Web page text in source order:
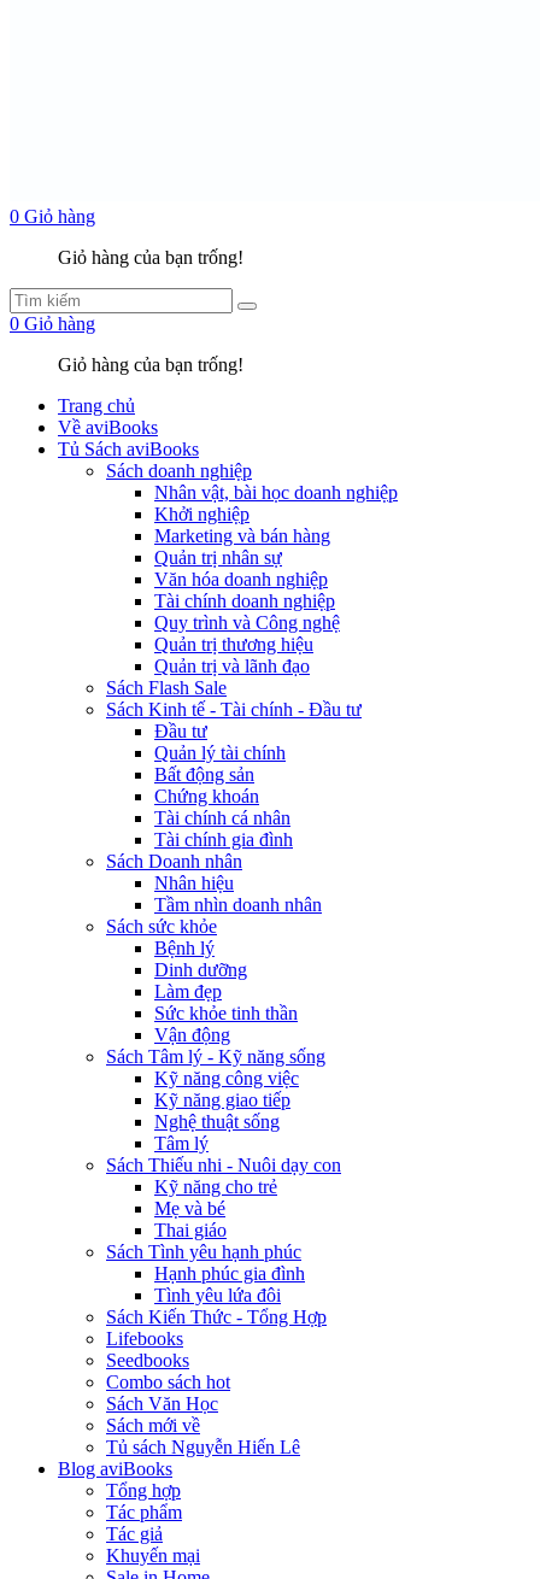
0 Giỏ hàng
Giỏ hàng của bạn trống!
0 Giỏ hàng
Giỏ hàng của bạn trống!
Trang chủ
Về aviBooks
Tủ Sách aviBooks
Sách doanh nghiệp
Nhân vật, bài học doanh nghiệp
Khởi nghiệp
Marketing và bán hàng
Quản trị nhân sự
Văn hóa doanh nghiệp
Tài chính doanh nghiệp
Quy trình và Công nghệ
Quản trị thương hiệu
Quản trị và lãnh đạo
Sách Flash Sale
Sách Kinh tế - Tài chính - Đầu tư
Đầu tư
Quản lý tài chính
Bất động sản
Chứng khoán
Tài chính cá nhân
Tài chính gia đình
Sách Doanh nhân
Nhân hiệu
Tầm nhìn doanh nhân
Sách sức khỏe
Bệnh lý
Dinh dưỡng
Làm đẹp
Sức khỏe tinh thần
Vận động
Sách Tâm lý - Kỹ năng sống
Kỹ năng công việc
Kỹ năng giao tiếp
Nghệ thuật sống
Tâm lý
Sách Thiếu nhi - Nuôi dạy con
Kỹ năng cho trẻ
Mẹ và bé
Thai giáo
Sách Tình yêu hạnh phúc
Hạnh phúc gia đình
Tình yêu lứa đôi
Sách Kiến Thức - Tổng Hợp
Lifebooks
Seedbooks
Combo sách hot
Sách Văn Học
Sách mới về
Tủ sách Nguyễn Hiến Lê
Blog aviBooks
Tổng hợp
Tác phẩm
Tác giả
Khuyến mại